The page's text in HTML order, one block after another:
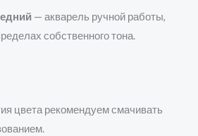
— акварель ручной работы,
собственного тона.
цвета рекомендуем смачивать